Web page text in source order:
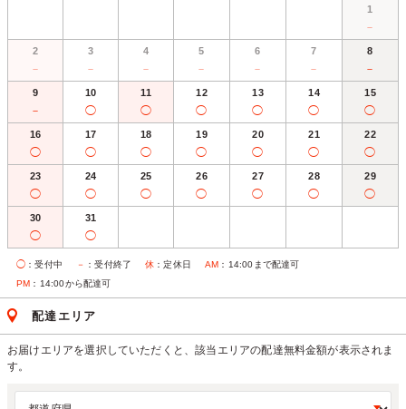
1
－
2
－
3
－
4
－
5
－
6
－
7
－
8
－
9
－
10
◯
11
◯
12
◯
13
◯
14
◯
15
◯
16
◯
17
◯
18
◯
19
◯
20
◯
21
◯
22
◯
23
◯
24
◯
25
◯
26
◯
27
◯
28
◯
29
◯
30
◯
31
◯
◯ ：受付中 － ：受付終了 休 ：定休日 AM ：14:00まで配達可
PM ：14:00から配達可
配達エリア
お届けエリアを選択していただくと、該当エリアの配達無料金額が表示されま
す。